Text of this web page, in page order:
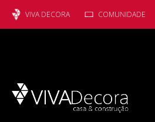
VIVA DECORA COMUNIDADE